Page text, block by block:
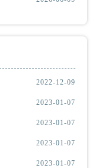
2022-12-09
2023-01-07
2023-01-07
2023-01-07
2023-01-07